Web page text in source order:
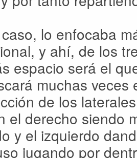
lo enfocaba
y ahí, de los
espacio será el
muchas
de los
el derecho siendo
y el izquierdo
jugando por